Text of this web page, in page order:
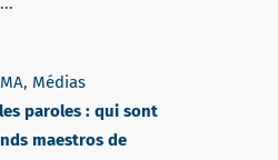
, Médias
paroles : qui sont
maestros de